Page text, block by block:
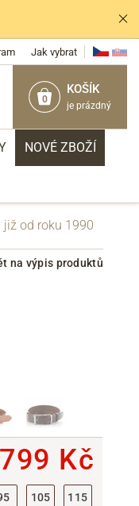
Jak vybrat
0
KOŠÍK
je prázdný
NOVÉ ZBOŽÍ
již od roku 1990
na výpis produktů
799 Kč
105 115